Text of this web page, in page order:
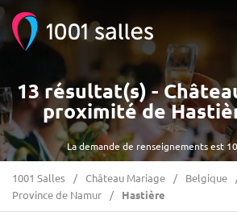
La demande de renseignements est
13 résultat(s) -
proximité de
1001 Salles Château Mariage Belgique
Province de Namur
Hastière